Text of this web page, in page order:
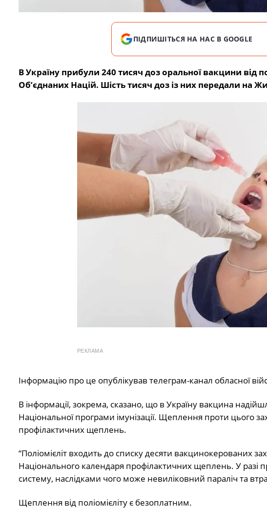
ПІДПИШІТЬСЯ НА НАС В GOOGLE
В Україну прибули 240 тисяч доз оральної вакцини від
Об’єднаних Націй. Шість тисяч доз із них передали на
РЕКЛАМА
Інформацію про це опублікував телеграм-канал обласної
В інформації, зокрема, сказано, що в Україну вакцина
Національної програми імунізації. Щеплення проти цього
профілактичних щеплень.
“Поліомієліт входить до списку десяти вакцинокерованих
Національного календаря профілактичних щеплень. У разі
систему, наслідками чого може невиліковний параліч та
Щеплення від поліомієліту є безоплатним.